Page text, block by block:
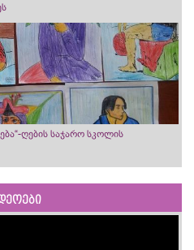
ღების საჯარო სკოლის